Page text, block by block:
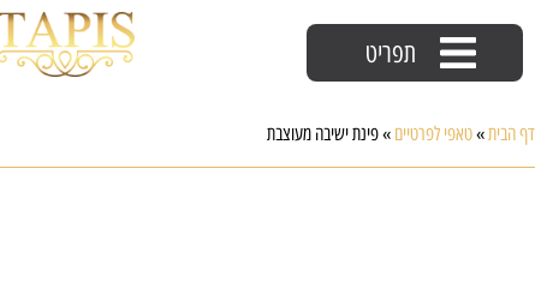
תפריט
דף הבית»טאפי לפרטיים »פינת ישיבה מעוצבת